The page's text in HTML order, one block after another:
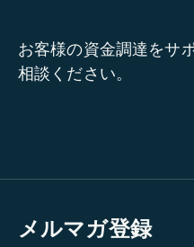
お客様の資金調達をサ
相談ください。
メルマガ登録